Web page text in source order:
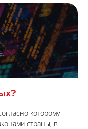
которому
страны, в